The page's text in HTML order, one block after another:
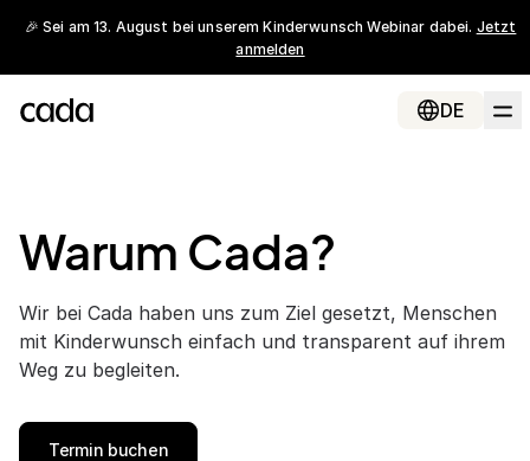
🎉 Sei am 13. August bei unserem Kinderwunsch Webinar dabei. Jetzt
anmelden
DE
Warum Cada?
Wir bei Cada haben uns zum Ziel gesetzt, Menschen
mit Kinderwunsch einfach und transparent auf ihrem
Weg zu begleiten.
Termin buchen